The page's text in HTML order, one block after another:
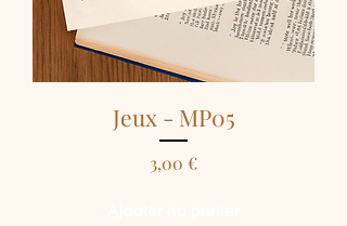
Jeux - MP05
Prix
3,00 €